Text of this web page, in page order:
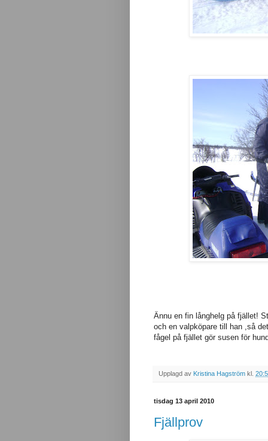
Ännu en fin långhelg på fjället!
och en valpköpare till han ,så
fågel på fjället gör susen för
Upplagd av Kristina Hagström kl.
tisdag 13 april 2010
Fjällprov